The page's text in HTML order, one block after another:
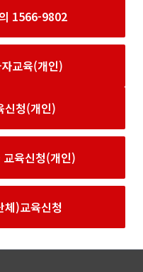
1566-9802
교육(개인)
신청(개인)
육신청(개인)
)교육신청